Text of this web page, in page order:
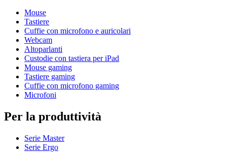
Mouse
Tastiere
Cuffie con microfono e auricolari
Webcam
Altoparlanti
Custodie con tastiera per iPad
Mouse gaming
Tastiere gaming
Cuffie con microfono gaming
Microfoni
Per la produttività
Serie Master
Serie Ergo